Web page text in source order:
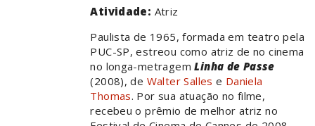
Atividade: Atriz
Paulista de 1965, formada em teatro pela
PUC-SP, estreou como atriz de no cinema
no longa-metragemLinha de Passe
(2008), de Walter Salles e Daniela
Thomas. Por sua atuação no filme,
recebeu o prêmio de melhor atriz no